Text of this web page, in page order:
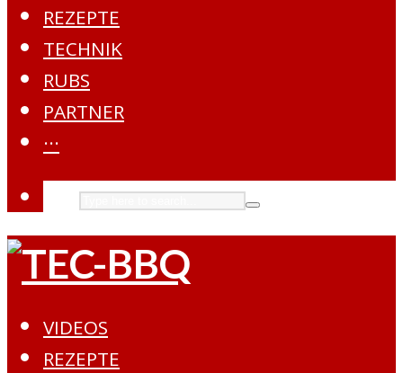
REZEPTE
TECHNIK
RUBS
PARTNER
···
VIDEOS
REZEPTE